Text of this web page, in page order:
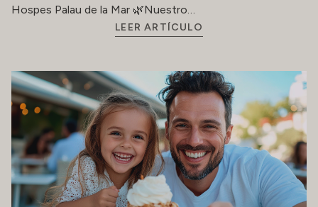
Hospes Palau de la Mar 🌿Nuestro…
LEER ARTÍCULO